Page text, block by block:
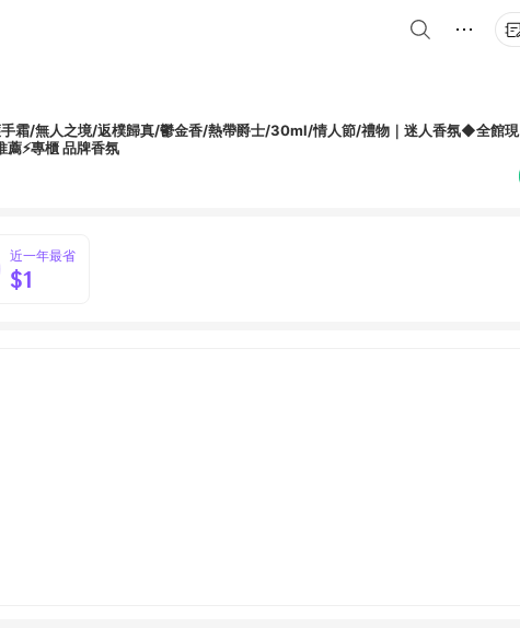
手霜/無人之境/返樸歸真/鬱金香/熱帶爵士/30ml/情人節/禮物｜迷人香氛◆全館現
薦⚡專櫃 品牌香氛
近一年最省
$1